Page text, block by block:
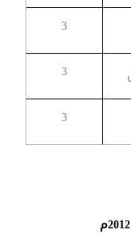
3
3
3
الفصل الدراسي الثاني: 2011/ 2012م